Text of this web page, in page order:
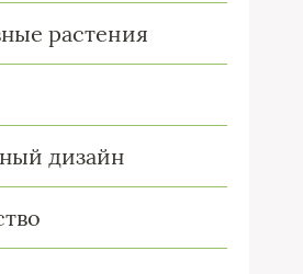
растения
дизайн